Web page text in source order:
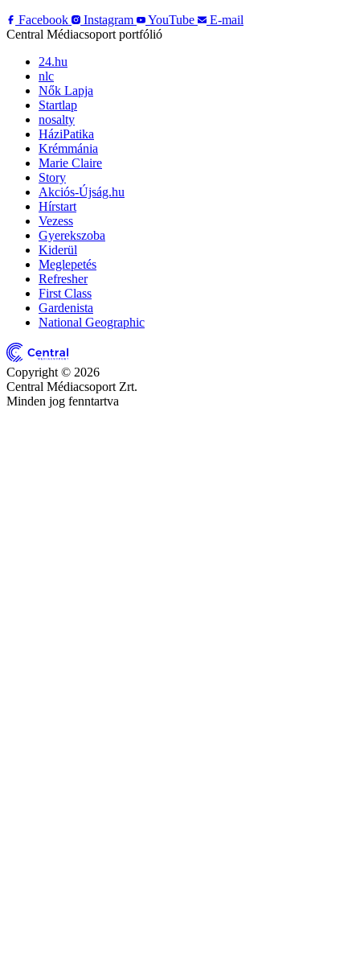
Facebook
Instagram YouTube
E-mail
Central Médiacsoport portfólió
24.hu
nlc
Nők Lapja
Startlap
nosalty
HáziPatika
Krémmánia
Marie Claire
Story
Akciós-Újság.hu
Hírstart
Vezess
Gyerekszoba
Kiderül
Meglepetés
Refresher
First Class
Gardenista
National Geographic
Copyright © 2026
Central Médiacsoport Zrt.
Minden jog fenntartva